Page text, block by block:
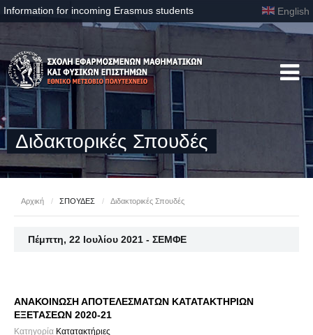
Information for incoming Erasmus students English
Διδακτορικές Σπουδές
Αρχική / ΣΠΟΥΔΕΣ / Διδακτορικές Σπουδές
Πέμπτη, 22 Ιουλίου 2021 - ΣΕΜΦΕ
ΑΝΑΚΟΙΝΩΣΗ ΑΠΟΤΕΛΕΣΜΑΤΩΝ ΚΑΤΑΤΑΚΤΗΡΙΩΝ
ΕΞΕΤΑΣΕΩΝ 2020-21
Κατηγορία Κατατακτήριες